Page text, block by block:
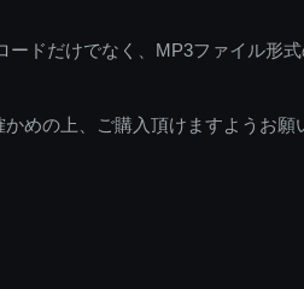
ドだけでなく、MP3ファイル形
めの上、ご購入頂けますようお願